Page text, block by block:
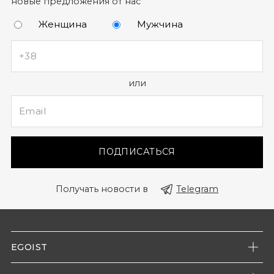
Женщина Мужчина
или
ПОДПИСАТЬСЯ
Получать новости в Telegram
EGOIST